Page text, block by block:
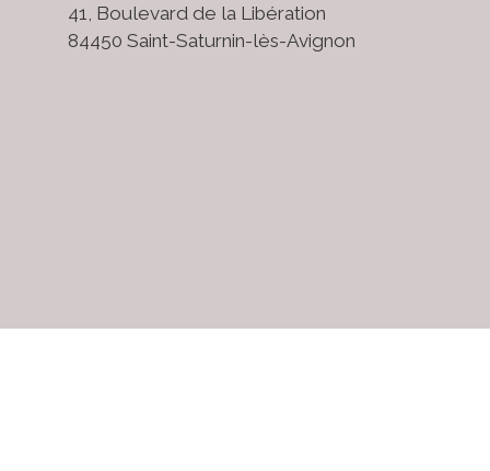
41, Boulevard de la Libération
84450 Saint-Saturnin-lès-Avignon